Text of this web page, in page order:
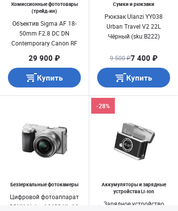
Комиссионные фототовары
(трейд-ин)
Объектив Sigma AF 18-
50mm F2.8 DC DN
Contemporary Canon RF
29 900 ₽
Купить
Сумки и рюкзаки
Рюкзак Ulanzi YY038
Urban Travel V2 22L
Чёрный (sku:B222)
9 500 ₽7 400 ₽
Купить
Беззеркальные фотокамеры
Цифровой фотоаппарат
SONY Alpha A6400 Kit 16-
Аккумуляторы и зарядные
устройства Li-Ion
Зарядное устройство
-28%